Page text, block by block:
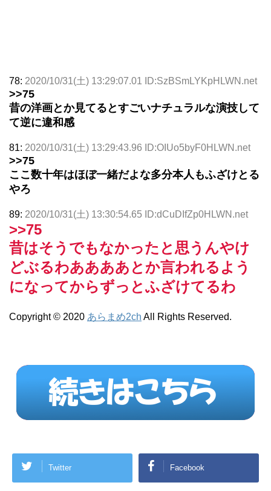
78: 2020/10/31(土) 13:29:07.01 ID:SzBSmLYKpHLWN.net
>>75
昔の洋画とか見てるとすごいナチュラルな演技して
て逆に違和感
81: 2020/10/31(土) 13:29:43.96 ID:OIUo5byF0HLWN.net
>>75
ここ数十年はほぼ一緒だよな多分本人もふざけとる
やろ
89: 2020/10/31(土) 13:30:54.65 ID:dCuDIfZp0HLWN.net
>>75
昔はそうでもなかったと思うんやけ
どぶるわああああとか言われるよう
になってからずっとふざけてるわ
Copyright © 2020 あらまめ2ch All Rights Reserved.
Twitter Facebook